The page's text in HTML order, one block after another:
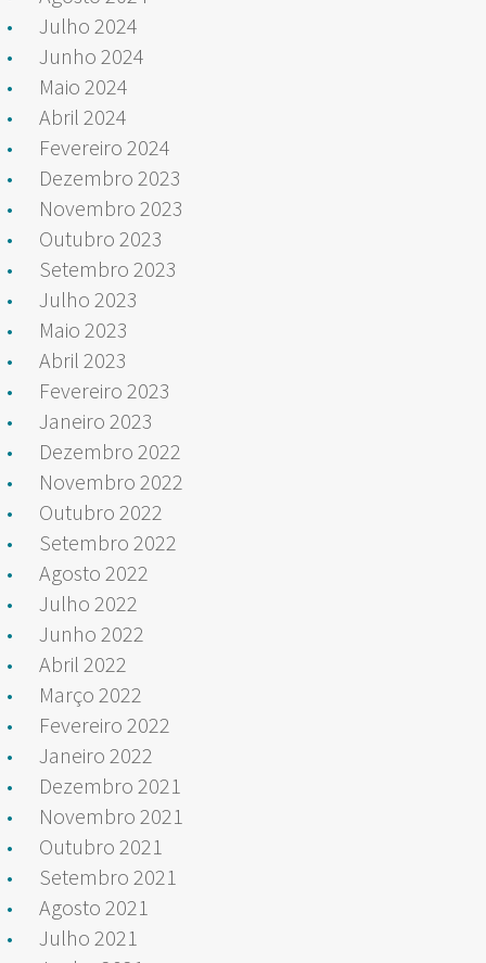
Julho 2024
Junho 2024
Maio 2024
Abril 2024
Fevereiro 2024
Dezembro 2023
Novembro 2023
Outubro 2023
Setembro 2023
Julho 2023
Maio 2023
Abril 2023
Fevereiro 2023
Janeiro 2023
Dezembro 2022
Novembro 2022
Outubro 2022
Setembro 2022
Agosto 2022
Julho 2022
Junho 2022
Abril 2022
Março 2022
Fevereiro 2022
Janeiro 2022
Dezembro 2021
Novembro 2021
Outubro 2021
Setembro 2021
Agosto 2021
Julho 2021